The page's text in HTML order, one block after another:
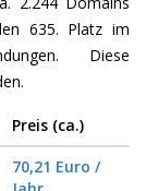
635. Platz im
Diese
Preis (ca.)
70,21 Euro /